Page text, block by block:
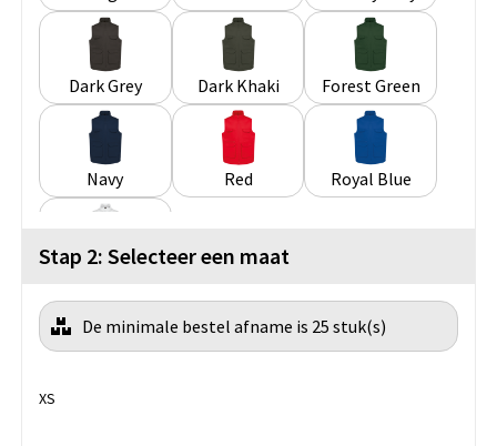
Dark Grey Dark Khaki Forest Green
Navy Red Royal Blue
White
Stap 2: Selecteer een maat
De minimale bestel afname is 25 stuk(s)
XS